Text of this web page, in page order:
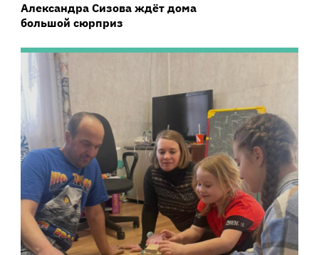
Александра Сизова ждёт дома
большой сюрприз